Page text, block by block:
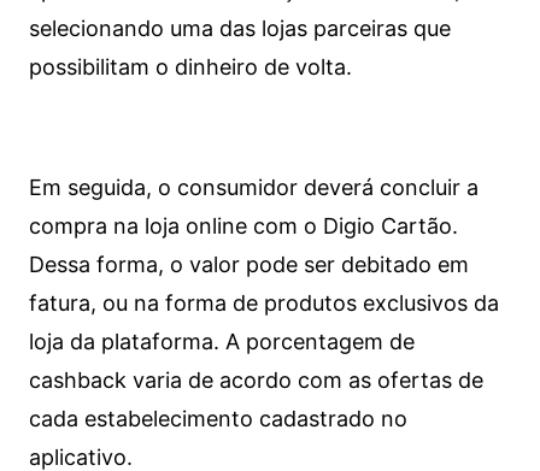
selecionando uma das lojas parceiras que
possibilitam o dinheiro de volta.
Em seguida, o consumidor deverá concluir a
compra na loja online com o Digio Cartão.
Dessa forma, o valor pode ser debitado em
fatura, ou na forma de produtos exclusivos da
loja da plataforma. A porcentagem de
cashback varia de acordo com as ofertas de
cada estabelecimento cadastrado no
aplicativo.